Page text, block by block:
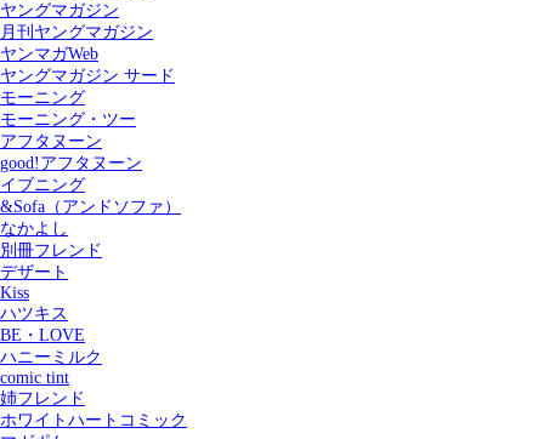
ヤングマガジン
月刊ヤングマガジン
ヤンマガWeb
ヤングマガジン サード
モーニング
モーニング・ツー
アフタヌーン
good!アフタヌーン
イブニング
&Sofa（アンドソファ）
なかよし
別冊フレンド
デザート
Kiss
ハツキス
BE・LOVE
ハニーミルク
comic tint
姉フレンド
ホワイトハートコミック